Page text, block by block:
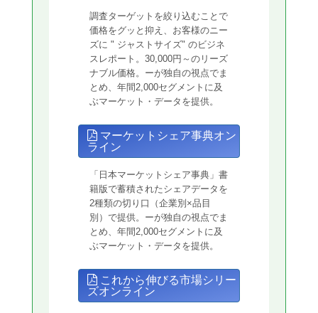
調査ターゲットを絞り込むことで
価格をグッと抑え、お客様のニー
ズに " ジャストサイズ" のビジネ
スレポート。30,000円～のリーズ
ナブル価格。ーが独自の視点でま
とめ、年間2,000セグメントに及
ぶマーケット・データを提供。
マーケットシェア事典オン
ライン
「日本マーケットシェア事典」書
籍版で蓄積されたシェアデータを
2種類の切り口（企業別×品目
別）で提供。ーが独自の視点でま
とめ、年間2,000セグメントに及
ぶマーケット・データを提供。
これから伸びる市場シリー
ズオンライン